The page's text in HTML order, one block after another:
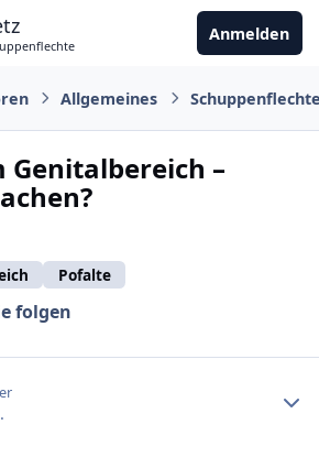
Anmelden
Allgemeines
Genitalbereich –
Pofalte
folgen